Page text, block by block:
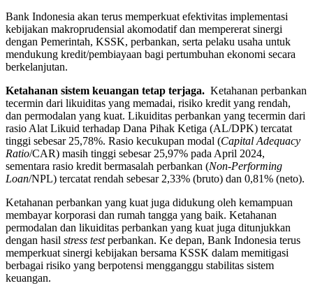
Bank Indonesia akan terus memperkuat efektivitas implementasi
kebijakan makroprudensial akomodatif dan mempererat sinergi
dengan Pemerintah, KSSK, perbankan, serta pelaku usaha untuk
mendukung kredit/pembiayaan bagi pertumbuhan ekonomi secara
berkelanjutan.
Ketahanan sistem keuangan tetap terjaga. Ketahanan perbankan
tecermin dari likuiditas yang memadai, risiko kredit yang rendah,
dan permodalan yang kuat. Likuiditas perbankan yang tecermin dari
rasio Alat Likuid terhadap Dana Pihak Ketiga (AL/DPK) tercatat
tinggi sebesar 25,78%. Rasio kecukupan modal (Capital Adequacy
Ratio/CAR) masih tinggi sebesar 25,97% pada April 2024,
sementara rasio kredit bermasalah perbankan (Non-Performing
Loan/NPL) tercatat rendah sebesar 2,33% (bruto) dan 0,81% (neto).
Ketahanan perbankan yang kuat juga didukung oleh kemampuan
membayar korporasi dan rumah tangga yang baik. Ketahanan
permodalan dan likuiditas perbankan yang kuat juga ditunjukkan
dengan hasil stress testperbankan. Ke depan, Bank Indonesia terus
memperkuat sinergi kebijakan bersama KSSK dalam memitigasi
berbagai risiko yang berpotensi mengganggu stabilitas sistem
keuangan.